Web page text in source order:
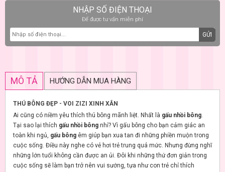
NHẬP SỐ ĐIỆN THOẠI
Để được tư vấn miễn phí
GỬI
MÔ TẢ HƯỚNG DẪN MUA HÀNG
THÚ BÔNG ĐẸP - VOI ZIZI XINH XẮN
Ai cũng có niềm yêu thích thú bông mãnh liệt. Nhất là gấu nhồi bông
Tại sao lại thích gấu nhồi bông nhỉ? Vì gấu bông cho bạn cảm giác an
toàn khi ngủ, gấu bông êm giúp bạn xua tan đi những phiền muộn trong
cuộc sống. Điều này nghe có vẻ hơi trẻ trung quá mức. Nhưng đừng nghĩ
những lớn tuổi không cần được an ủi. Đôi khi những thứ đơn giản trong
cuộc sống sẽ làm bạn trở nên vui sướng, tựa như con trẻ chỉ thích